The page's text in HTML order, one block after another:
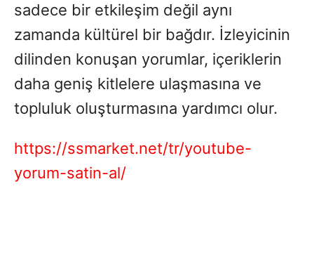
sadece bir etkileşim değil aynı
zamanda kültürel bir bağdır. İzleyicinin
dilinden konuşan yorumlar, içeriklerin
daha geniş kitlelere ulaşmasına ve
topluluk oluşturmasına yardımcı olur.
https://ssmarket.net/tr/youtube-
yorum-satin-al/